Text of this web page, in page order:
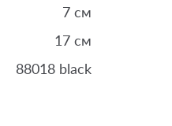
7 см
17 см
88018 black